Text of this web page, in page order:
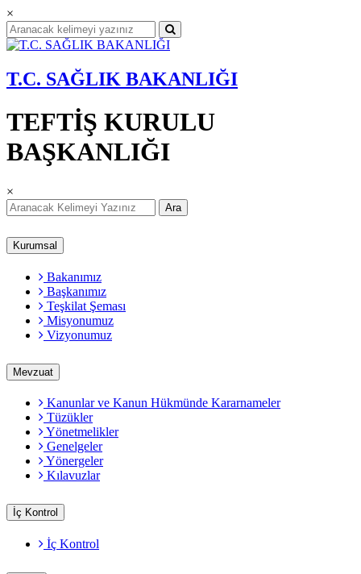
×
T.C. SAĞLIK BAKANLIĞI
TEFTİŞ KURULU
BAŞKANLIĞI
×
Ara
Kurumsal
Bakanımız
Başkanımız
Teşkilat Şeması
Misyonumuz
Vizyonumuz
Mevzuat
Kanunlar ve Kanun Hükmünde Kararnameler
Tüzükler
Yönetmelikler
Genelgeler
Yönergeler
Kılavuzlar
İç Kontrol
İç Kontrol